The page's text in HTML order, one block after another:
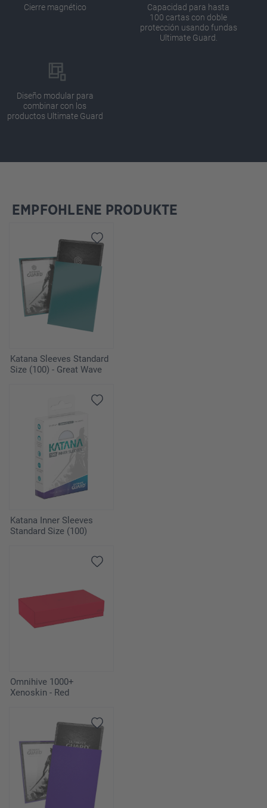
Cierre magnético
Capacidad para hasta
100 cartas con doble
protección usando fundas
Ultimate Guard.
Diseño modular para
combinar con los
productos Ultimate Guard
Omitir la galería de productos
EMPFOHLENE PRODUKTE
Katana Sleeves Standard
Size (100) - Great Wave
Katana Inner Sleeves
Standard Size (100)
Omnihive 1000+
Xenoskin - Red